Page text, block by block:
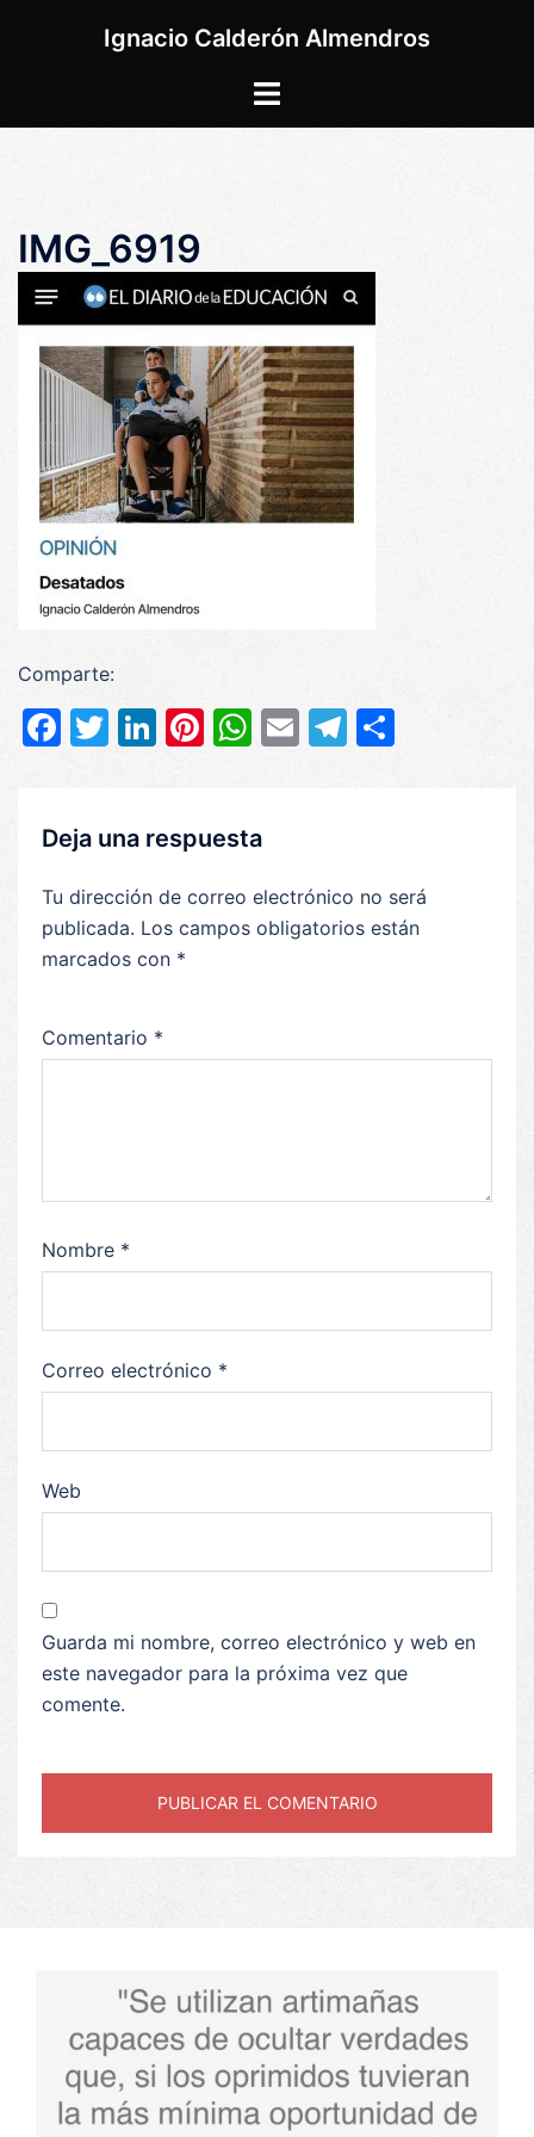
Ignacio Calderón Almendros
Alternar
IMG_6919
Comparte:
Facebook
Twitter
LinkedIn
Pinterest
WhatsApp
EmailTelegram
Deja una respuesta
Tu dirección de correo electrónico no será
publicada. Los campos obligatorios están
marcados con *
Comentario *
Nombre *
Correo electrónico *
Web
Guarda mi nombre, correo electrónico y web en
este navegador para la próxima vez que
comente.